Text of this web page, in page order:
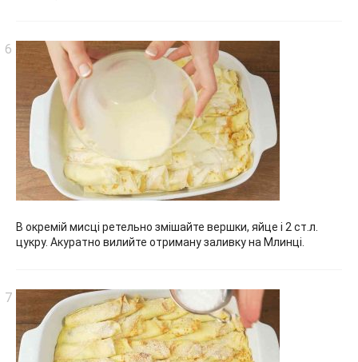
В окремій мисці ретельно змішайте вершки, яйце і 2 ст.л.
цукру. Акуратно вилийте отриману заливку на Млинці.